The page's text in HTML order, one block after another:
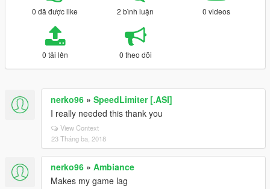
0 đã được like 2 bình luận 0 videos
0 tải lên 0 theo dõi
nerko96 » SpeedLimiter [.ASI]
I really needed this thank you
View Context
23 Tháng ba, 2018
nerko96 » Ambiance
Makes my game lag